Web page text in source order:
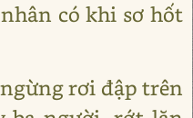
có khi sơ hốt
rơi đập trên